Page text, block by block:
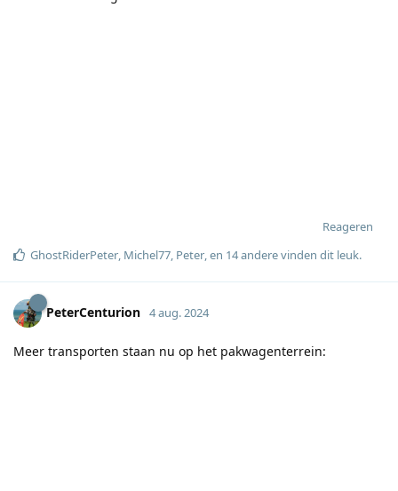
Reageren
GhostRiderPeter, Michel77, Peter, en 14anderevinden dit leuk.
PeterCenturion 4 aug. 2024
Meer transporten staan nu op het pakwagenterrein: